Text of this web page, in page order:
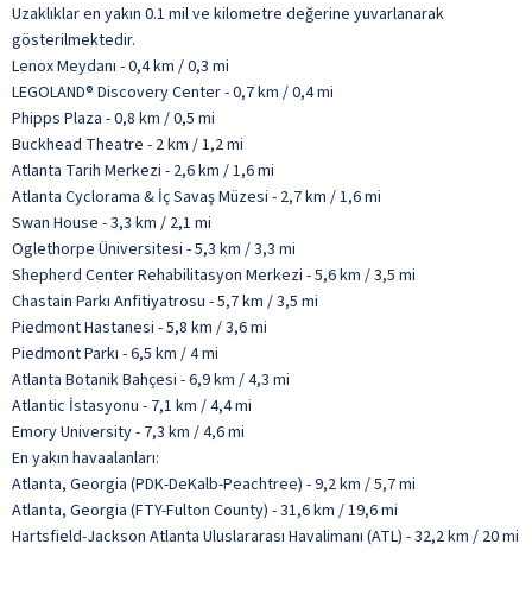
Uzaklıklar en yakın 0.1 mil ve kilometre değerine yuvarlanarak
gösterilmektedir.
Lenox Meydanı - 0,4 km / 0,3 mi
LEGOLAND® Discovery Center - 0,7 km / 0,4 mi
Phipps Plaza - 0,8 km / 0,5 mi
Buckhead Theatre - 2 km / 1,2 mi
Atlanta Tarih Merkezi - 2,6 km / 1,6 mi
Atlanta Cyclorama & İç Savaş Müzesi - 2,7 km / 1,6 mi
Swan House - 3,3 km / 2,1 mi
Oglethorpe Üniversitesi - 5,3 km / 3,3 mi
Shepherd Center Rehabilitasyon Merkezi - 5,6 km / 3,5 mi
Chastain Parkı Anfitiyatrosu - 5,7 km / 3,5 mi
Piedmont Hastanesi - 5,8 km / 3,6 mi
Piedmont Parkı - 6,5 km / 4 mi
Atlanta Botanik Bahçesi - 6,9 km / 4,3 mi
Atlantic İstasyonu - 7,1 km / 4,4 mi
Emory University - 7,3 km / 4,6 mi
En yakın havaalanları:
Atlanta, Georgia (PDK-DeKalb-Peachtree) - 9,2 km / 5,7 mi
Atlanta, Georgia (FTY-Fulton County) - 31,6 km / 19,6 mi
Hartsfield-Jackson Atlanta Uluslararası Havalimanı (ATL) - 32,2 km / 20 mi